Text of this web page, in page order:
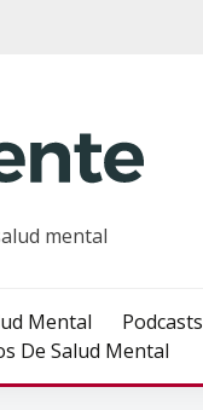
mental
Mental Podcasts
De Salud Mental